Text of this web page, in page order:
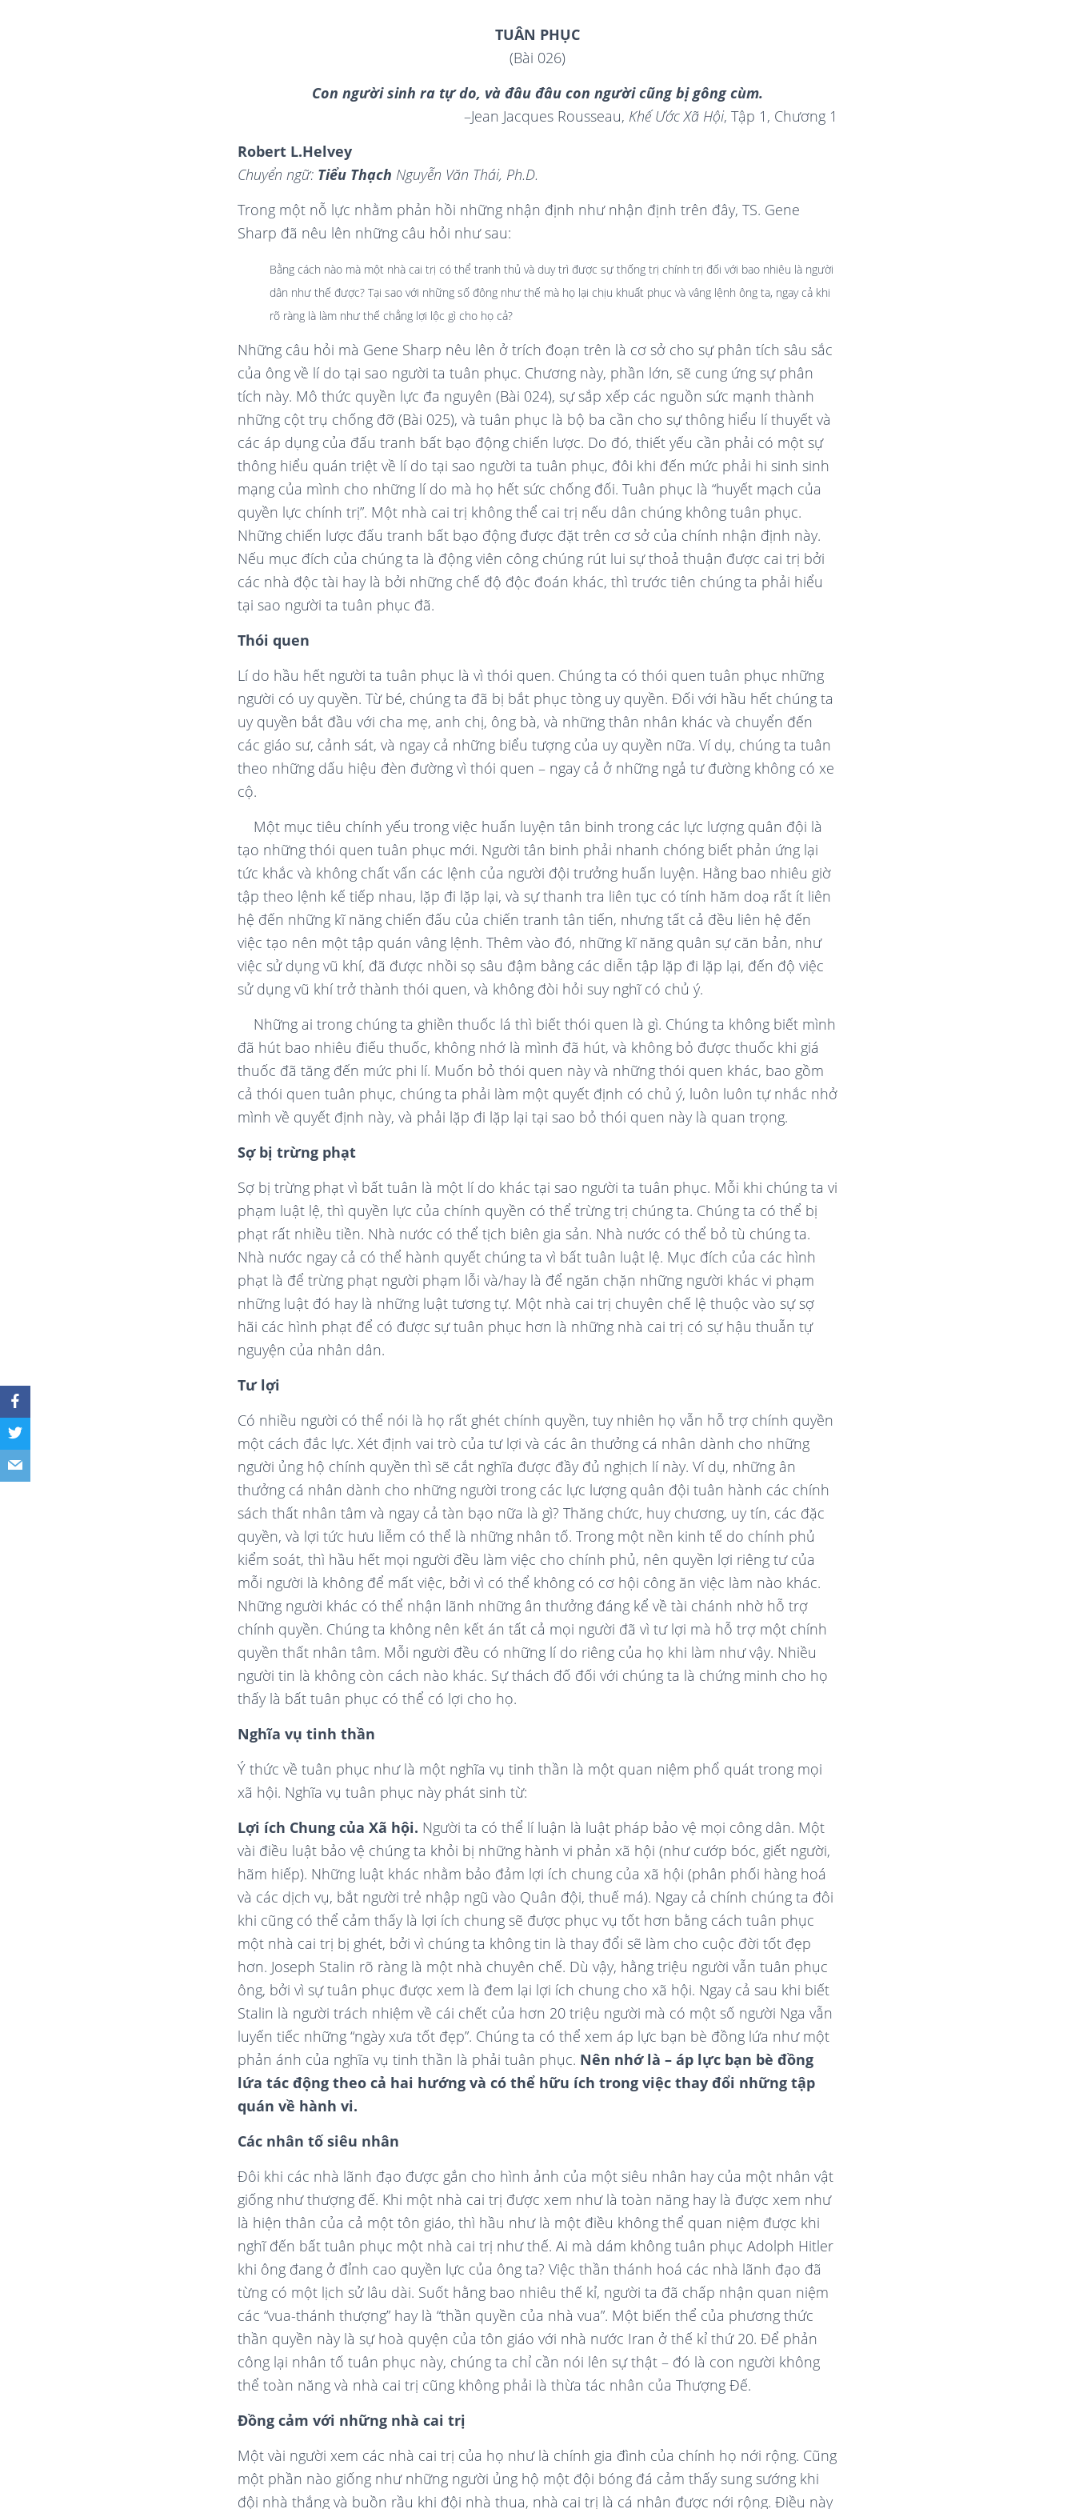
TUÂN PHỤC
(Bài 026)
Con người sinh ra tự do, và đâu đâu con người cũng bị gông cùm.
–Jean Jacques Rousseau, Khế Ước Xã Hội, Tập 1, Chương 1
Robert L.Helvey
Chuyển ngữ: Tiểu Thạch Nguyễn Văn Thái, Ph.D.
Trong một nỗ lực nhằm phản hồi những nhận định như nhận định trên đây, TS. Gene
Sharp đã nêu lên những câu hỏi như sau:
Bằng cách nào mà một nhà cai trị có thể tranh thủ và duy trì được sự thống trị chính trị đối với bao nhiêu là người
dân như thế được? Tại sao với những số đông như thế mà họ lại chịu khuất phục và vâng lệnh ông ta, ngay cả khi
rõ ràng là làm như thế chẳng lợi lộc gì cho họ cả?
Những câu hỏi mà Gene Sharp nêu lên ở trích đoạn trên là cơ sở cho sự phân tích sâu sắc
của ông về lí do tại sao người ta tuân phục. Chương này, phần lớn, sẽ cung ứng sự phân
tích này. Mô thức quyền lực đa nguyên (Bài 024), sự sắp xếp các nguồn sức mạnh thành
những cột trụ chống đỡ (Bài 025), và tuân phục là bộ ba cần cho sự thông hiểu lí thuyết và
các áp dụng của đấu tranh bất bạo động chiến lược. Do đó, thiết yếu cần phải có một sự
thông hiểu quán triệt về lí do tại sao người ta tuân phục, đôi khi đến mức phải hi sinh sinh
mạng của mình cho những lí do mà họ hết sức chống đối. Tuân phục là “huyết mạch của
quyền lực chính trị”. Một nhà cai trị không thể cai trị nếu dân chúng không tuân phục.
Những chiến lược đấu tranh bất bạo động được đặt trên cơ sở của chính nhận định này.
Nếu mục đích của chúng ta là động viên công chúng rút lui sự thoả thuận được cai trị bởi
các nhà độc tài hay là bởi những chế độ độc đoán khác, thì trước tiên chúng ta phải hiểu
tại sao người ta tuân phục đã.
Thói quen
Lí do hầu hết người ta tuân phục là vì thói quen. Chúng ta có thói quen tuân phục những
người có uy quyền. Từ bé, chúng ta đã bị bắt phục tòng uy quyền. Đối với hầu hết chúng ta
uy quyền bắt đầu với cha mẹ, anh chị, ông bà, và những thân nhân khác và chuyển đến
các giáo sư, cảnh sát, và ngay cả những biểu tượng của uy quyền nữa. Ví dụ, chúng ta tuân
theo những dấu hiệu đèn đường vì thói quen – ngay cả ở những ngả tư đường không có xe
cộ.
Một mục tiêu chính yếu trong việc huấn luyện tân binh trong các lực lượng quân đội là
tạo những thói quen tuân phục mới. Người tân binh phải nhanh chóng biết phản ứng lại
tức khắc và không chất vấn các lệnh của người đội trưởng huấn luyện. Hằng bao nhiêu giờ
tập theo lệnh kế tiếp nhau, lặp đi lặp lại, và sự thanh tra liên tục có tính hăm doạ rất ít liên
hệ đến những kĩ năng chiến đấu của chiến tranh tân tiến, nhưng tất cả đều liên hệ đến
việc tạo nên một tập quán vâng lệnh. Thêm vào đó, những kĩ năng quân sự căn bản, như
việc sử dụng vũ khí, đã được nhồi sọ sâu đậm bằng các diễn tập lặp đi lặp lại, đến độ việc
sử dụng vũ khí trở thành thói quen, và không đòi hỏi suy nghĩ có chủ ý.
Những ai trong chúng ta ghiền thuốc lá thì biết thói quen là gì. Chúng ta không biết mình
đã hút bao nhiêu điếu thuốc, không nhớ là mình đã hút, và không bỏ được thuốc khi giá
thuốc đã tăng đến mức phi lí. Muốn bỏ thói quen này và những thói quen khác, bao gồm
cả thói quen tuân phục, chúng ta phải làm một quyết định có chủ ý, luôn luôn tự nhắc nhở
mình về quyết định này, và phải lặp đi lặp lại tại sao bỏ thói quen này là quan trọng.
Sợ bị trừng phạt
Sợ bị trừng phạt vì bất tuân là một lí do khác tại sao người ta tuân phục. Mỗi khi chúng ta vi
phạm luật lệ, thì quyền lực của chính quyền có thể trừng trị chúng ta. Chúng ta có thể bị
phạt rất nhiều tiền. Nhà nước có thể tịch biên gia sản. Nhà nước có thể bỏ tù chúng ta.
Nhà nước ngay cả có thể hành quyết chúng ta vì bất tuân luật lệ. Mục đích của các hình
phạt là để trừng phạt người phạm lỗi và/hay là để ngăn chặn những người khác vi phạm
những luật đó hay là những luật tương tự. Một nhà cai trị chuyên chế lệ thuộc vào sự sợ
hãi các hình phạt để có được sự tuân phục hơn là những nhà cai trị có sự hậu thuẫn tự
nguyện của nhân dân.
Tư lợi
Có nhiều người có thể nói là họ rất ghét chính quyền, tuy nhiên họ vẫn hỗ trợ chính quyền
một cách đắc lực. Xét định vai trò của tư lợi và các ân thưởng cá nhân dành cho những
người ủng hộ chính quyền thì sẽ cắt nghĩa được đầy đủ nghịch lí này. Ví dụ, những ân
thưởng cá nhân dành cho những người trong các lực lượng quân đội tuân hành các chính
sách thất nhân tâm và ngay cả tàn bạo nữa là gì? Thăng chức, huy chương, uy tín, các đặc
quyền, và lợi tức hưu liễm có thể là những nhân tố. Trong một nền kinh tế do chính phủ
kiểm soát, thì hầu hết mọi người đều làm việc cho chính phủ, nên quyền lợi riêng tư của
mỗi người là không để mất việc, bởi vì có thể không có cơ hội công ăn việc làm nào khác.
Những người khác có thể nhận lãnh những ân thưởng đáng kể về tài chánh nhờ hỗ trợ
chính quyền. Chúng ta không nên kết án tất cả mọi người đã vì tư lợi mà hỗ trợ một chính
quyền thất nhân tâm. Mỗi người đều có những lí do riêng của họ khi làm như vậy. Nhiều
người tin là không còn cách nào khác. Sự thách đố đối với chúng ta là chứng minh cho họ
thấy là bất tuân phục có thể có lợi cho họ.
Nghĩa vụ tinh thần
Ý thức về tuân phục như là một nghĩa vụ tinh thần là một quan niệm phổ quát trong mọi
xã hội. Nghĩa vụ tuân phục này phát sinh từ:
Lợi ích Chung của Xã hội. Người ta có thể lí luận là luật pháp bảo vệ mọi công dân. Một
vài điều luật bảo vệ chúng ta khỏi bị những hành vi phản xã hội (như cướp bóc, giết người,
hãm hiếp). Những luật khác nhằm bảo đảm lợi ích chung của xã hội (phân phối hàng hoá
và các dịch vụ, bắt người trẻ nhập ngũ vào Quân đội, thuế má). Ngay cả chính chúng ta đôi
khi cũng có thể cảm thấy là lợi ích chung sẽ được phục vụ tốt hơn bằng cách tuân phục
một nhà cai trị bị ghét, bởi vì chúng ta không tin là thay đổi sẽ làm cho cuộc đời tốt đẹp
hơn. Joseph Stalin rõ ràng là một nhà chuyên chế. Dù vậy, hằng triệu người vẫn tuân phục
ông, bởi vì sự tuân phục được xem là đem lại lợi ích chung cho xã hội. Ngay cả sau khi biết
Stalin là người trách nhiệm về cái chết của hơn 20 triệu người mà có một số người Nga vẫn
luyến tiếc những “ngày xưa tốt đẹp”. Chúng ta có thể xem áp lực bạn bè đồng lứa như một
phản ánh của nghĩa vụ tinh thần là phải tuân phục. Nên nhớ là – áp lực bạn bè đồng
lứa tác động theo cả hai hướng và có thể hữu ích trong việc thay đổi những tập
quán về hành vi.
Các nhân tố siêu nhân
Đôi khi các nhà lãnh đạo được gắn cho hình ảnh của một siêu nhân hay của một nhân vật
giống như thượng đế. Khi một nhà cai trị được xem như là toàn năng hay là được xem như
là hiện thân của cả một tôn giáo, thì hầu như là một điều không thể quan niệm được khi
nghĩ đến bất tuân phục một nhà cai trị như thế. Ai mà dám không tuân phục Adolph Hitler
khi ông đang ở đỉnh cao quyền lực của ông ta? Việc thần thánh hoá các nhà lãnh đạo đã
từng có một lịch sử lâu dài. Suốt hằng bao nhiêu thế kỉ, người ta đã chấp nhận quan niệm
các “vua-thánh thượng” hay là “thần quyền của nhà vua”. Một biến thể của phương thức
thần quyền này là sự hoà quyện của tôn giáo với nhà nước Iran ở thế kỉ thứ 20. Để phản
công lại nhân tố tuân phục này, chúng ta chỉ cần nói lên sự thật – đó là con người không
thể toàn năng và nhà cai trị cũng không phải là thừa tác nhân của Thượng Đế.
Đồng cảm với những nhà cai trị
Một vài người xem các nhà cai trị của họ như là chính gia đình của chính họ nới rộng. Cũng
một phần nào giống như những người ủng hộ một đội bóng đá cảm thấy sung sướng khi
đội nhà thắng và buồn rầu khi đội nhà thua, nhà cai trị là cá nhân được nới rộng. Điều này